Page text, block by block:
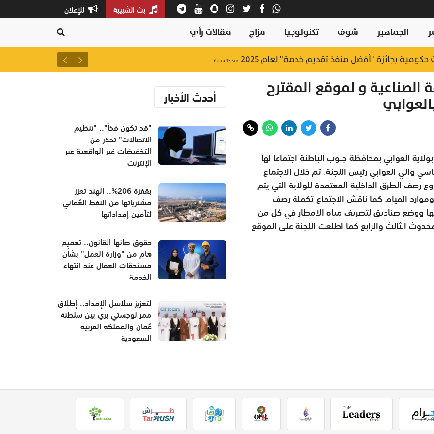
بث الشبيبة للإعلان
الجماهير شوف تكنولوجيا مزاج مقالات رأي
منذ ١٥ ساعة لتعزيز سلاسل الإمداد..
و لموقع المقترح
العوابي بمحافظة جنوب الباطنة اجتماعا لها
والي العوابي رئيس اللجنة. تم خلال الاجتماع
الطرق الداخلية المعتمدة للولاية التي يتم
وموارد المياه. كما ناقش الاجتماع تكملة رصف
ووضع صناديق لتصريف مياه الامطار في كل من
الثالث والرابع كما اطلعت اللجنة على الموقع
أحدث الأخبار
"قد تكون فخاً".. "تنظيم
الاتصالات" تحذر من
التخفيضات غير الواقعية عبر
الإنترنت
بقفزة 206%.. الهند تعزز
مشترياتها من النفط العُماني
لتأمين إمداداتها
حقوق صانها القانون.. تعميم
هام من "وزارة العمل" بشأن
مستحقات العمال عند انتهاء
الخدمة
لتعزيز سلاسل الإمداد.. إطلاق
ممر لوجستي بري بين سلطنة
عُمان والمملكة العربية
السعودية